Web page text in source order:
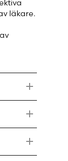
läkare.
och
år